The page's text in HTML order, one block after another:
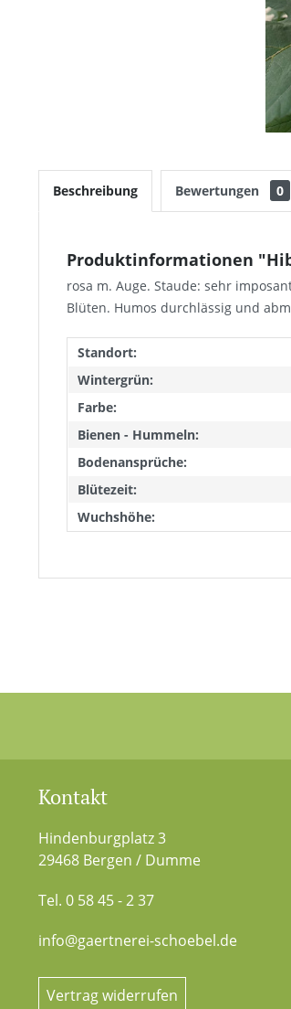
Beschreibung Bewertungen 0
Produktinformationen
rosa m. Auge. Staude: sehr
Blüten. Humos durchlässig und
Standort:
Wintergrün:
Farbe:
Bienen - Hummeln:
Bodenansprüche:
Blütezeit:
Wuchshöhe:
Kontakt
Hindenburgplatz 3
29468 Bergen / Dumme
Tel. 0 58 45 - 2 37
info@gaertnerei-schoebel.de
Vertrag widerrufen